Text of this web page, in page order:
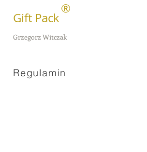
Gift Pack
®
Grzegorz Witczak
Regulamin